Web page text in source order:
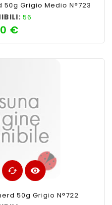
Grigio Medio N°723
56
€Prezzo
cached visibility
50g Grigio N°722